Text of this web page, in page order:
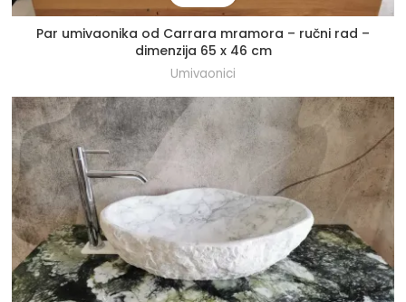
Par umivaonika od Carrara mramora – ručni rad –
dimenzija 65 x 46 cm
Umivaonici